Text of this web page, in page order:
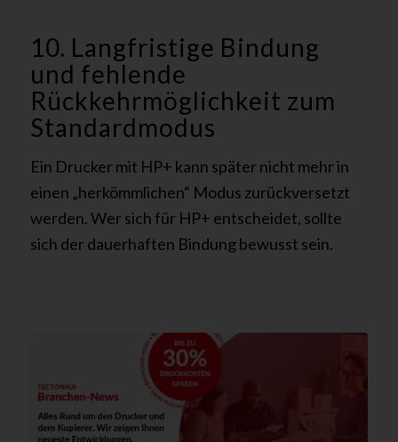
10. Langfristige Bindung
und fehlende
Rückkehrmöglichkeit zum
Standardmodus
Ein Drucker mit HP+ kann später nicht mehr in
einen „herkömmlichen“ Modus zurückversetzt
werden. Wer sich für HP+ entscheidet, sollte
sich der dauerhaften Bindung bewusst sein.